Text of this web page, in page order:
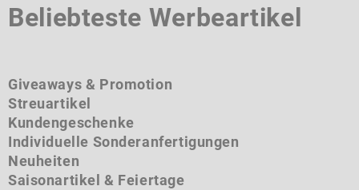
Beliebteste Werbeartikel
Giveaways & Promotion
Streuartikel
Kundengeschenke
Individuelle Sonderanfertigungen
Neuheiten
Saisonartikel & Feiertage